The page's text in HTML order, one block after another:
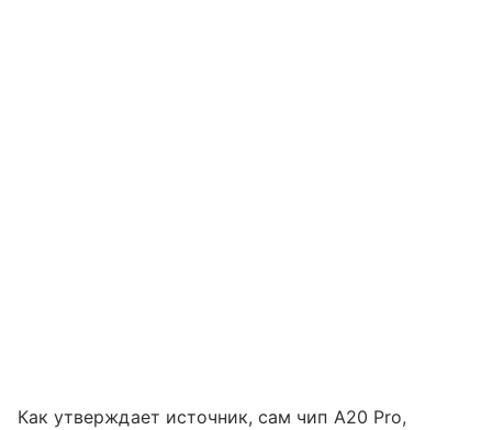
Как утверждает источник, сам чип A20 Pro,